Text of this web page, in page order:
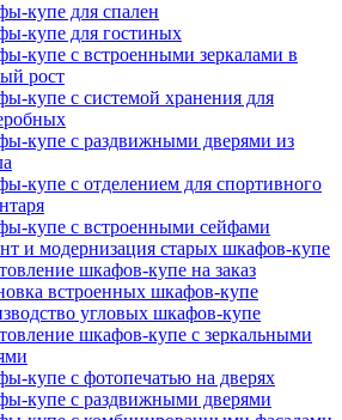
купе для спален
купе для гостиных
купе с встроенными зеркалами в
рост
купе с системой хранения для
купе с раздвижными дверями из
купе с отделением для спортивного
купе с встроенными сейфами
и модернизация старых шкафов-купе
шкафов-купе на заказ
встроенных шкафов-купе
угловых шкафов-купе
шкафов-купе с зеркальными
купе с фотопечатью на дверях
купе с раздвижными дверями